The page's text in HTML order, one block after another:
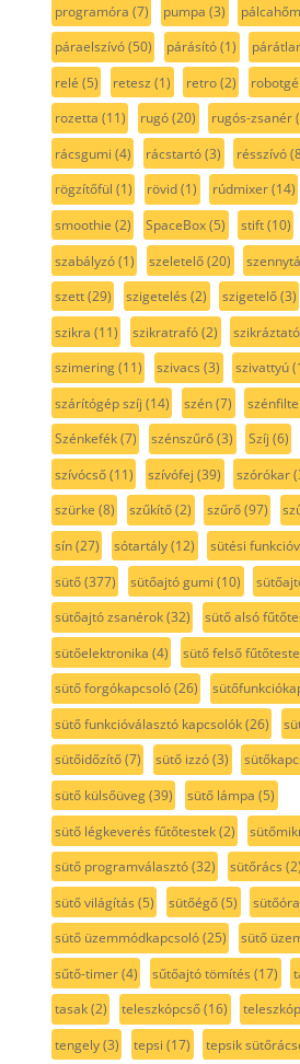
programóra (7) pumpa (3)
páraelszívó(50) párásító(1)
relé (5) retesz (1) retro(2)
rozetta (11) rugó(20) rugós-zsanér
rácsgumi (4) rácstartó(3) résszívó
rögzítőfül (1) rövid(1) rúdmixer(14)
smoothie (2) SpaceBox(5) stift(10)
szabályzó(1) szeletelő(20)
szett(29) szigetelés (2) szigetelő(3)
szikra (11) szikratrafó(2) szikráztató
szimering(11) szivacs (3) szivattyú
szárítógép szíj (14) szén(7)
Szénkefék(7) szénszűrő(3) Szíj (6)
szívócső(11) szívófej (39) szórókar
szürke (8) szűkítő(2) szűrő(97)
sín(27) sótartály(12) sütési
sütő(377) sütőajtó gumi (10)
sütőajtó zsanérok(32) sütő alsó
sütőelektronika (4) sütő felső
sütő forgókapcsoló(26)
sütő funkcióválasztó kapcsolók(26)
sütőidőzítő(7) sütő izzó(3)
sütő külsőüveg(39) sütő lámpa (5)
sütő légkeverés fűtőtestek(2)
sütő programválasztó(32) sütőrács (2)
sütő világítás (5) sütőégő(5) sütőóra
sütő üzemmódkapcsoló(25) sütő
sűtő-timer(4) sűtőajtó tömítés (17)
tasak(2) teleszkópcső(16)
tengely(3) tepsi (17) tepsik